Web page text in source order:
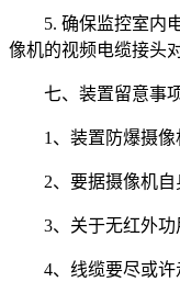
5. 确保监控室内
像机的视频电缆接头
七、装置留意事项
1、装置防爆摄
2、要据摄像机
3、关于无红外
4、线缆要尽或许